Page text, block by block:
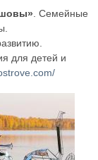
. Семейные
для детей и